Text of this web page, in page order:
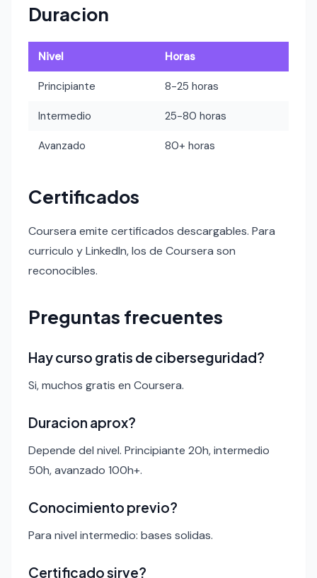
Duracion
Nivel Horas
Principiante 8-25 horas
Intermedio 25-80 horas
Avanzado 80+ horas
Certificados
Coursera emite certificados descargables. Para
curriculo y LinkedIn, los de Coursera son
reconocibles.
Preguntas frecuentes
Hay curso gratis de ciberseguridad?
Si, muchos gratis en Coursera.
Duracion aprox?
Depende del nivel. Principiante 20h, intermedio
50h, avanzado 100h+.
Conocimiento previo?
Para nivel intermedio: bases solidas.
Certificado sirve?